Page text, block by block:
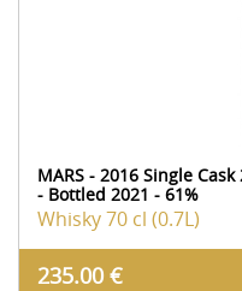
MARS - 2016 Single
- Bottled 2021 - 61%
Whisky70 cl (0.7L)
235.00 €